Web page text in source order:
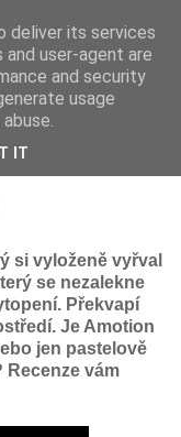
něco o světě
si vyloženě vyřval
se nezalekne
Překvapí
Je Amotion
jen pastelově
vám
deliver its services
user-agent are
and security
usage
IT